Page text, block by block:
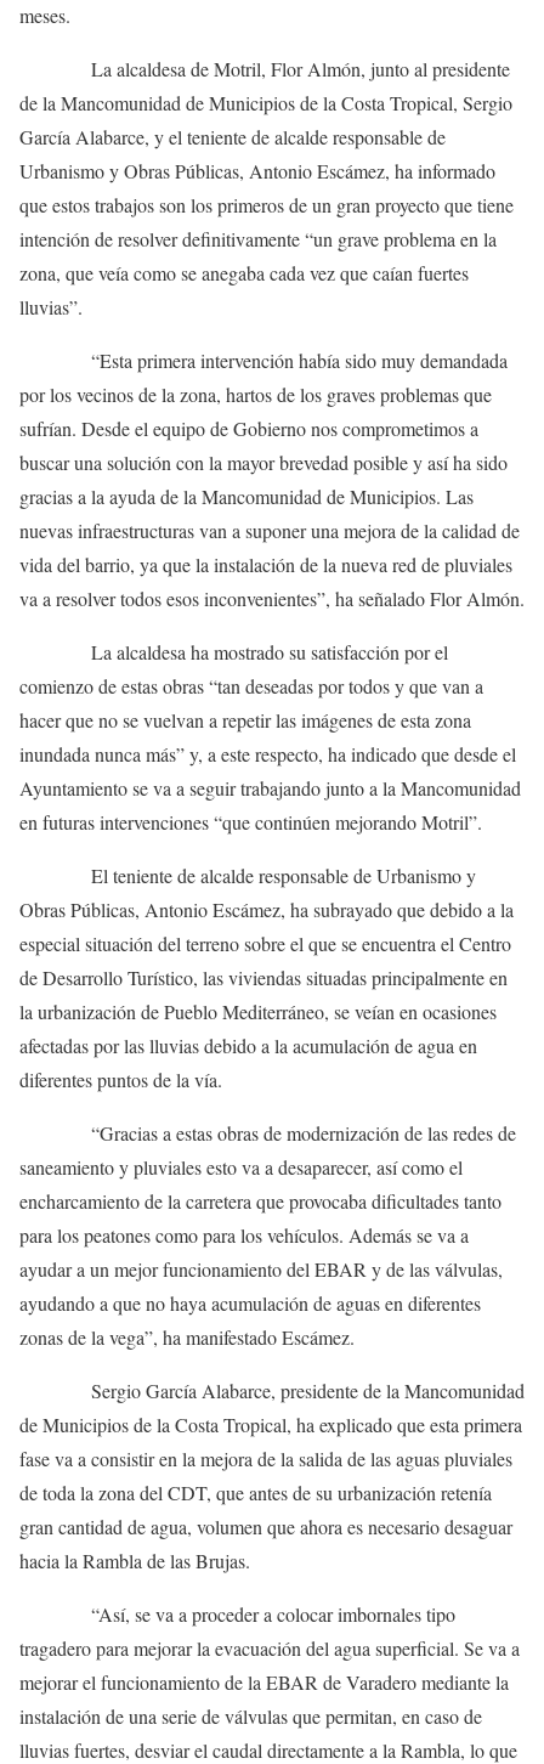
meses.
La alcaldesa de Motril, Flor Almón, junto al presidente
de la Mancomunidad de Municipios de la Costa Tropical, Sergio
García Alabarce, y el teniente de alcalde responsable de
Urbanismo y Obras Públicas, Antonio Escámez, ha informado
que estos trabajos son los primeros de un gran proyecto que tiene
intención de resolver definitivamente “un grave problema en la
zona, que veía como se anegaba cada vez que caían fuertes
lluvias”.
“Esta primera intervención había sido muy demandada
por los vecinos de la zona, hartos de los graves problemas que
sufrían. Desde el equipo de Gobierno nos comprometimos a
buscar una solución con la mayor brevedad posible y así ha sido
gracias a la ayuda de la Mancomunidad de Municipios. Las
nuevas infraestructuras van a suponer una mejora de la calidad de
vida del barrio, ya que la instalación de la nueva red de pluviales
va a resolver todos esos inconvenientes”, ha señalado Flor Almón.
La alcaldesa ha mostrado su satisfacción por el
comienzo de estas obras “tan deseadas por todos y que van a
hacer que no se vuelvan a repetir las imágenes de esta zona
inundada nunca más” y, a este respecto, ha indicado que desde el
Ayuntamiento se va a seguir trabajando junto a la Mancomunidad
en futuras intervenciones “que continúen mejorando Motril”.
El teniente de alcalde responsable de Urbanismo y
Obras Públicas, Antonio Escámez, ha subrayado que debido a la
especial situación del terreno sobre el que se encuentra el Centro
de Desarrollo Turístico, las viviendas situadas principalmente en
la urbanización de Pueblo Mediterráneo, se veían en ocasiones
afectadas por las lluvias debido a la acumulación de agua en
diferentes puntos de la vía.
“Gracias a estas obras de modernización de las redes de
saneamiento y pluviales esto va a desaparecer, así como el
encharcamiento de la carretera que provocaba dificultades tanto
para los peatones como para los vehículos. Además se va a
ayudar a un mejor funcionamiento del EBAR y de las válvulas,
ayudando a que no haya acumulación de aguas en diferentes
zonas de la vega”, ha manifestado Escámez.
Sergio García Alabarce, presidente de la Mancomunidad
de Municipios de la Costa Tropical, ha explicado que esta primera
fase va a consistir en la mejora de la salida de las aguas pluviales
de toda la zona del CDT, que antes de su urbanización retenía
gran cantidad de agua, volumen que ahora es necesario desaguar
hacia la Rambla de las Brujas.
“Así, se va a proceder a colocar imbornales tipo
tragadero para mejorar la evacuación del agua superficial. Se va a
mejorar el funcionamiento de la EBAR de Varadero mediante la
instalación de una serie de válvulas que permitan, en caso de
lluvias fuertes, desviar el caudal directamente a la Rambla, lo que